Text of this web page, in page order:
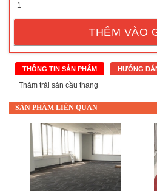
THÊM VÀO
THÔNG TIN SẢN PHẨM HƯỚNG
Thảm trải sàn cầu thang
SẢN PHẨM LIÊN QUAN